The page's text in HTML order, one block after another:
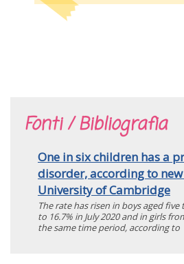
Fonti / Bibliografia
One in six children has a
disorder, according to
University of Cambridge
The rate has risen in boys aged five
to 16.7% in July 2020 and in girls
the same time period, according to